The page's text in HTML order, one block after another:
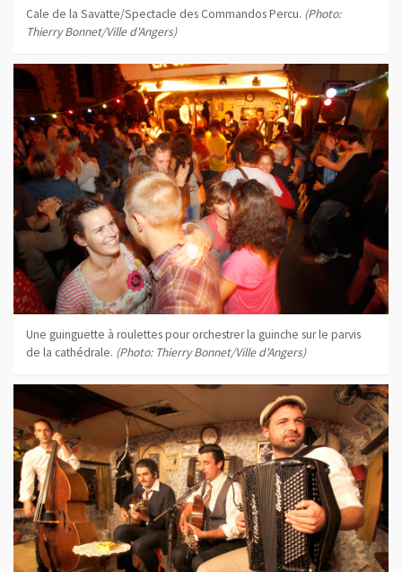
Cale de la Savatte/Spectacle des Commandos Percu. (Photo:
Thierry Bonnet/Ville d'Angers)
Une guinguette à roulettes pour orchestrer la guinche sur le parvis
de la cathédrale. (Photo: Thierry Bonnet/Ville d'Angers)